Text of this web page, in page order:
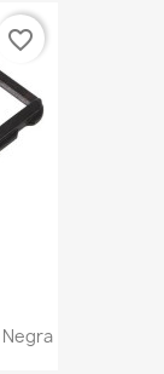
Negra
favorite_border